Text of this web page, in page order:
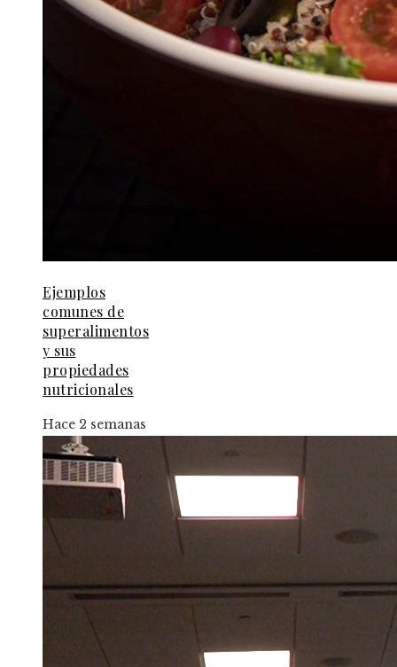
Ejemplos
comunes de
superalimentos
y sus
propiedades
nutricionales
Hace 2 semanas